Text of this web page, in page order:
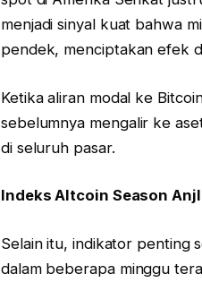
menjadi sinyal kuat bahwa
pendek, menciptakan efek
Ketika aliran modal ke
sebelumnya mengalir ke
di seluruh pasar.
Indeks Altcoin Season
Selain itu, indikator penting
dalam beberapa minggu